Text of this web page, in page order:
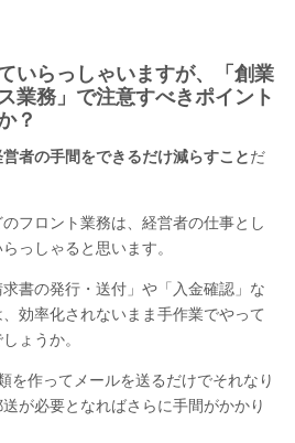
いらっしゃいますが、「創業
業務」で注意すべきポイント
？
者の手間をできるだけ減らすことだ
フロント業務は、経営者の仕事とし
っしゃると思います。
書の発行・送付」や「入金確認」な
効率化されないまま手作業でやって
ょうか。
を作ってメールを送るだけでそれなり
が必要となればさらに手間がかかり